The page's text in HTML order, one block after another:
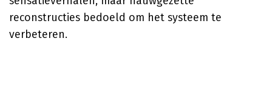
reconstructies bedoeld om het systeem te
verbeteren.